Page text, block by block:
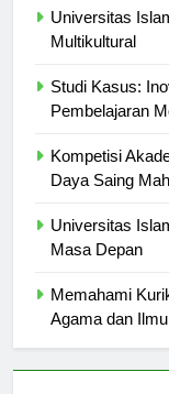
Universitas
Studi Kasus:
Kompetisi
Universitas
Memahami